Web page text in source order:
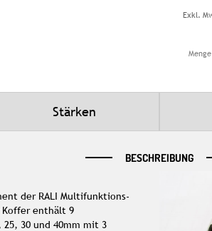
Menge
Stärken
BESCHREIBUNG
der RALI Multifunktions-
Koffer enthält 9
25, 30 und 40mm mit 3